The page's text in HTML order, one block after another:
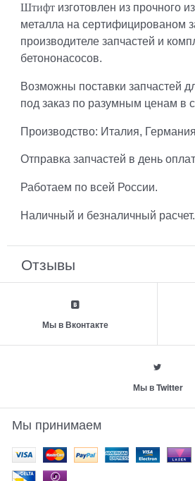
Штифтизготовлен из прочного
металла на сертифицированом
производителе запчастей и
бетононасосов.
Возможны поставки запчастей
под заказ по разумным ценам в
Производство: Италия,
Отправка запчастей в день
Работаем по всей России.
Наличный и безналичный расчет.
Отзывы
Мы в Вконтакте
Мы в Twitter
Мы принимаем